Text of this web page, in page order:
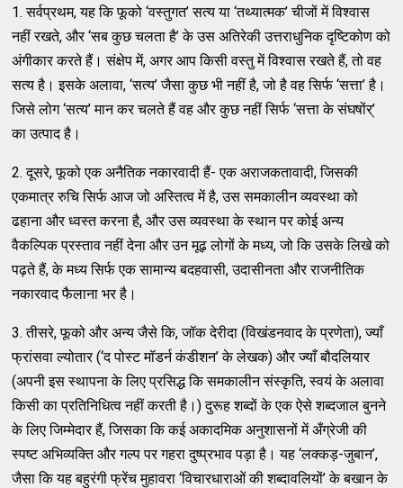
1. सर्वप्रथम, यह कि फूको ‘वस्तुगत’ सत्य या ‘तथ्यात्मक’ चीजों में विश्वास
नहीं रखते, और ‘सब कुछ चलता है’ के उस अतिरेकी उत्तराधुनिक दृष्टिकोण को
अंगीकार करते हैं। संक्षेप में, अगर आप किसी वस्तु में विश्वास रखते हैं, तो वह
सत्य है। इसके अलावा, ‘सत्य’ जैसा कुछ भी नहीं है, जो है वह सिर्फ ‘सत्ता’ है।
जिसे लोग ‘सत्य’ मान कर चलते हैं वह और कुछ नहीं सिर्फ ‘सत्ता के संघषोंर्’
का उत्पाद है।
2. दूसरे, फूको एक अनैतिक नकारवादी हैं- एक अराजकतावादी, जिसकी
एकमात्र रुचि सिर्फ आज जो अस्तित्व में है, उस समकालीन व्यवस्था को
ढहाना और ध्वस्त करना है, और उस व्यवस्था के स्थान पर कोई अन्य
वैकल्पिक प्रस्ताव नहीं देना और उन मूढ़ लोगों के मध्य, जो कि उसके लिखे को
पढ़ते हैं, के मध्य सिर्फ एक सामान्य बदहवासी, उदासीनता और राजनीतिक
नकारवाद फैलाना भर है।
3. तीसरे, फूको और अन्य जैसे कि, जॉक देरीदा (विखंडनवाद के प्रणेता), ज्याँ
फ्रांसवा ल्योतार (‘द पोस्ट मॉडर्न कंडीशन’ के लेखक) और ज्याँ बौदलियार
(अपनी इस स्थापना के लिए प्रसिद्ध कि समकालीन संस्कृति, स्वयं के अलावा
किसी का प्रतिनिधित्व नहीं करती है।) दुरूह शब्दों के एक ऐसे शब्दजाल बुनने
के लिए जिम्मेदार हैं, जिसका कि कई अकादमिक अनुशासनों में अँग्रेजी की
स्पष्ट अभिव्यक्ति और गल्प पर गहरा दुष्प्रभाव पड़ा है। यह ‘लक्कड़-जुबान’,
जैसा कि यह बहुरंगी फ्रेंच मुहावरा ‘विचारधाराओं की शब्दावलियों’ के बखान के